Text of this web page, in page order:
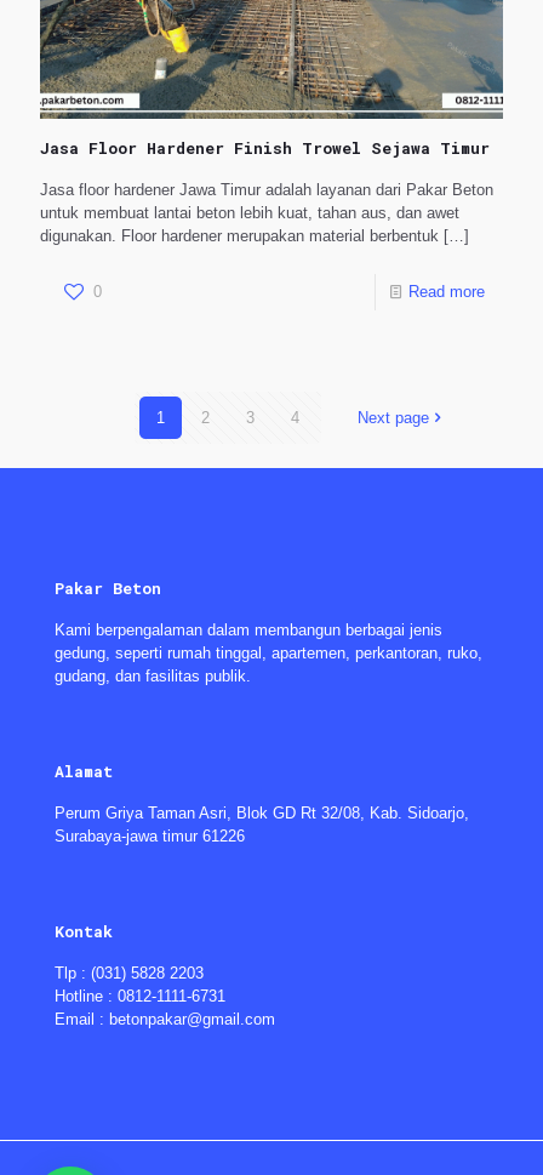
Jasa Floor Hardener Finish Trowel Sejawa Timur
Jasa floor hardener Jawa Timur adalah layanan dari Pakar Beton
untuk membuat lantai beton lebih kuat, tahan aus, dan awet
digunakan. Floor hardener merupakan material berbentuk […]
0 Read more
1 2 3 4 Next page
Pakar Beton
Kami berpengalaman dalam membangun berbagai jenis
gedung, seperti rumah tinggal, apartemen, perkantoran, ruko,
gudang, dan fasilitas publik.
Alamat
Perum Griya Taman Asri, Blok GD Rt 32/08, Kab. Sidoarjo,
Surabaya-jawa timur 61226
Kontak
Tlp : (031) 5828 2203
Hotline : 0812-1111-6731
Email : betonpakar@gmail.com